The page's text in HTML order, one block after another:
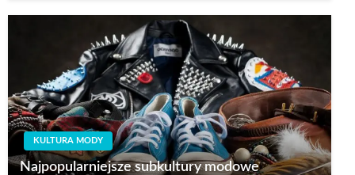
KULTURA MODY
Najpopularniejsze subkultury modowe